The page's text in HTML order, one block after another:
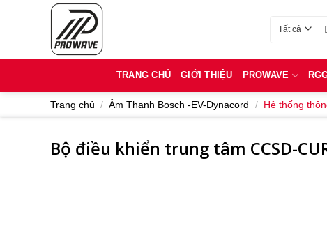
TRANG CHỦ GIỚI THIỆU PROWAVE
Trang chủ / Âm Thanh Bosch -EV-Dynacord / Hệ thống
Bộ điều khiển trung tâm CCSD-